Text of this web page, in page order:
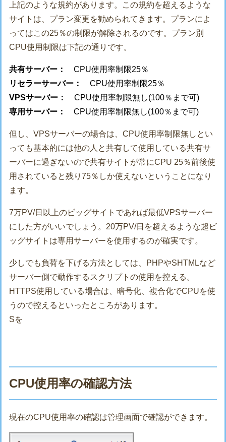
上記のような規約があります。この規約を超えるような
サイトは、プラン変更を勧められてきます。プランによ
ってはこの25％の制限が解除されるのです。プラン別
CPU使用制限は下記の通りです。
共有サーバー：
CPU使用率制限25％
リセラーサーバー：
CPU使用率制限25％
VPSサーバー：
CPU使用率制限無し(100％まで可)
専用サーバー：
CPU使用率制限無し(100％まで可)
但し、VPSサーバーの場合は、CPU使用率制限無しとい
っても基本的には他の人と共有して使用している共有サ
ーバーに過ぎないので共有サイトが常にCPU 25％前後使
用されていると残り75％しか使えないということになり
ます。
7万PV/日以上のビッグサイトであれば最低VPSサーバー
にした方がいいでしょう。20万PV/日を超えるような超ビ
ッグサイトは専用サーバーを使用するのが確実です。
少しでも負荷を下げる方法としては、PHPやSHTMLなど
サーバー側で動作するスクリプトの使用を控える。
HTTPS使用している場合は、暗号化、複合化でCPUを使
うので控えるといったところがあります。
Sを
CPU使用率の確認方法
現在のCPU使用率の確認は管理画面で確認ができます。